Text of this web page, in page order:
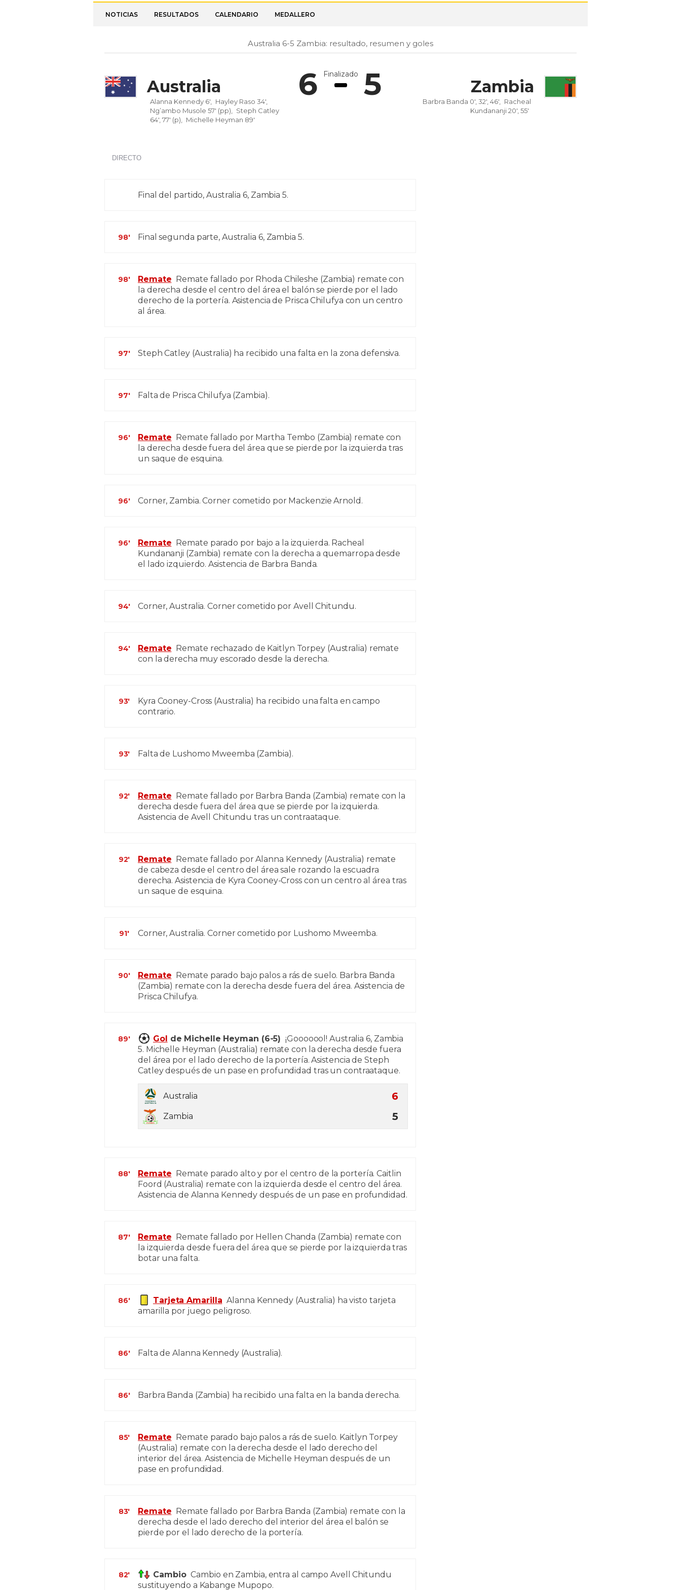
NOTICIAS RESULTADOS CALENDARIO MEDALLERO
Australia 6-5 Zambia: resultado, resumen y goles
Australia 6
Alanna Kennedy 6',
Hayley Raso 34',
Ng’ambo Musole 57' (pp),
Steph Catley
64', 77' (p),
Michelle Heyman 89'
Zambia
5 Barbra Banda 0', 32', 46',
Racheal
Kundananji 20', 55'
Finalizado
DIRECTO
Final del partido, Australia 6, Zambia 5.
98' Final segunda parte, Australia 6, Zambia 5.
98' Remate Remate fallado por Rhoda Chileshe (Zambia) remate con
la derecha desde el centro del área el balón se pierde por el lado
derecho de la portería. Asistencia de Prisca Chilufya con un centro
al área.
97' Steph Catley (Australia) ha recibido una falta en la zona defensiva.
97' Falta de Prisca Chilufya (Zambia).
96' Remate Remate fallado por Martha Tembo (Zambia) remate con
la derecha desde fuera del área que se pierde por la izquierda tras
un saque de esquina.
96' Corner, Zambia. Corner cometido por Mackenzie Arnold.
96' Remate Remate parado por bajo a la izquierda. Racheal
Kundananji (Zambia) remate con la derecha a quemarropa desde
el lado izquierdo. Asistencia de Barbra Banda.
94' Corner, Australia. Corner cometido por Avell Chitundu.
94' Remate Remate rechazado de Kaitlyn Torpey (Australia) remate
con la derecha muy escorado desde la derecha.
93'
Kyra Cooney-Cross (Australia) ha recibido una falta en campo
contrario.
93' Falta de Lushomo Mweemba (Zambia).
92' Remate Remate fallado por Barbra Banda (Zambia) remate con la
derecha desde fuera del área que se pierde por la izquierda.
Asistencia de Avell Chitundu tras un contraataque.
92' Remate Remate fallado por Alanna Kennedy (Australia) remate
de cabeza desde el centro del área sale rozando la escuadra
derecha. Asistencia de Kyra Cooney-Cross con un centro al área tras
un saque de esquina.
91' Corner, Australia. Corner cometido por Lushomo Mweemba.
90' Remate Remate parado bajo palos a rás de suelo. Barbra Banda
(Zambia) remate con la derecha desde fuera del área. Asistencia de
Prisca Chilufya.
89' Gol de Michelle Heyman (6-5) ¡Gooooool! Australia 6, Zambia
5. Michelle Heyman (Australia) remate con la derecha desde fuera
del área por el lado derecho de la portería. Asistencia de Steph
Catley después de un pase en profundidad tras un contraataque.
Australia 6
Zambia 5
88' Remate Remate parado alto y por el centro de la portería. Caitlin
Foord (Australia) remate con la izquierda desde el centro del área.
Asistencia de Alanna Kennedy después de un pase en profundidad.
87' Remate Remate fallado por Hellen Chanda (Zambia) remate con
la izquierda desde fuera del área que se pierde por la izquierda tras
botar una falta.
86' Tarjeta Amarilla Alanna Kennedy (Australia) ha visto tarjeta
amarilla por juego peligroso.
86' Falta de Alanna Kennedy (Australia).
86' Barbra Banda (Zambia) ha recibido una falta en la banda derecha.
85' Remate Remate parado bajo palos a rás de suelo. Kaitlyn Torpey
(Australia) remate con la derecha desde el lado derecho del
interior del área. Asistencia de Michelle Heyman después de un
pase en profundidad.
83' Remate Remate fallado por Barbra Banda (Zambia) remate con la
derecha desde el lado derecho del interior del área el balón se
pierde por el lado derecho de la portería.
82' Cambio Cambio en Zambia, entra al campo Avell Chitundu
sustituyendo a Kabange Mupopo.